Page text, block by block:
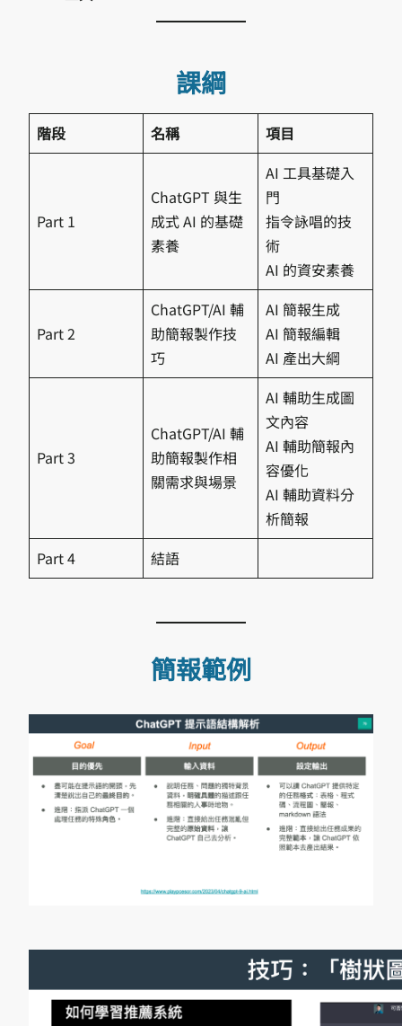
課綱
階段 名稱 項目
Part 1
ChatGPT 與生
成式 AI 的基礎
素養
AI 工具基礎入
門
指令詠唱的技
術
AI 的資安素養
Part 2
ChatGPT/AI 輔
助簡報製作技
巧
AI 簡報生成
AI 簡報編輯
AI 產出大綱
Part 3
ChatGPT/AI 輔
助簡報製作相
關需求與場景
AI 輔助生成圖
文內容
AI 輔助簡報內
容優化
AI 輔助資料分
析簡報
Part 4
結語
簡報範例